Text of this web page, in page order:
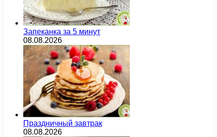
Запеканка за 5 минут
08.08.2026
Праздничный завтрак
08.08.2026